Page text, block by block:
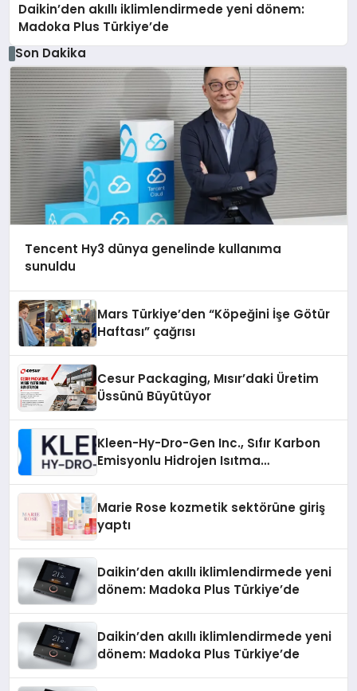
Daikin’den akıllı iklimlendirmede yeni dönem:
Madoka Plus Türkiye’de
Son Dakika
Tencent Hy3 dünya genelinde kullanıma
sunuldu
Mars Türkiye’den “Köpeğini İşe Götür
Haftası” çağrısı
Cesur Packaging, Mısır’daki Üretim
Üssünü Büyütüyor
Kleen-Hy-Dro-Gen Inc., Sıfır Karbon
Emisyonlu Hidrojen Isıtma
Marie Rose kozmetik sektörüne giriş
yaptı
Daikin’den akıllı iklimlendirmede yeni
dönem: Madoka Plus Türkiye’de
Daikin’den akıllı iklimlendirmede yeni
dönem: Madoka Plus Türkiye’de